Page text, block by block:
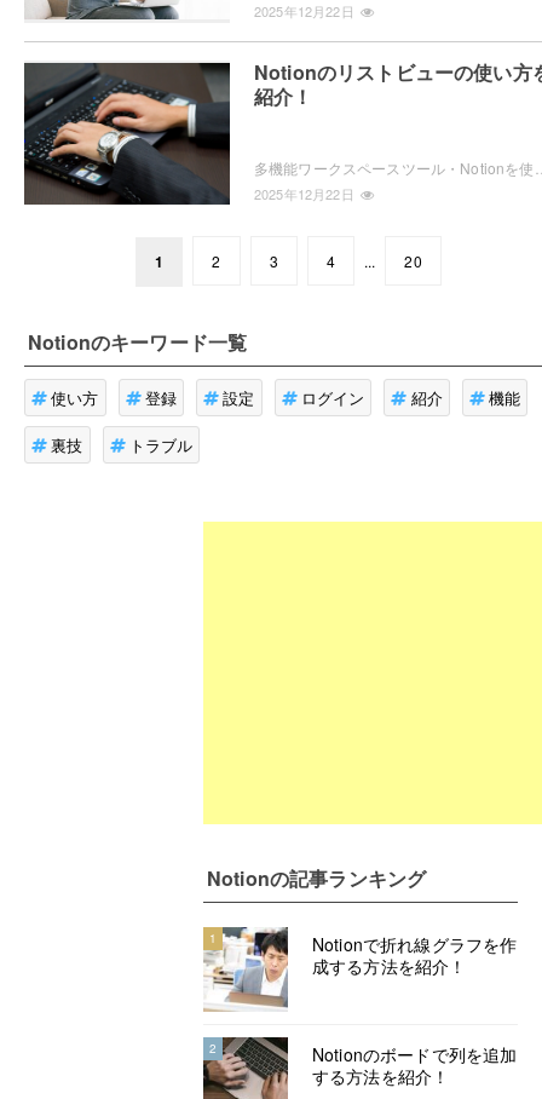
2025年12月22日
Notionのリストビューの使い方
紹介！
2025年12月22日
1 2 3 4 ... 20
Notionのキーワード一覧
使い方 登録 設定 ログイン 紹介 機能
裏技 トラブル
Notionの記事ランキング
1
Notionで折れ線グラフを作
成する方法を紹介！
2
Notionのボードで列を追加
する方法を紹介！